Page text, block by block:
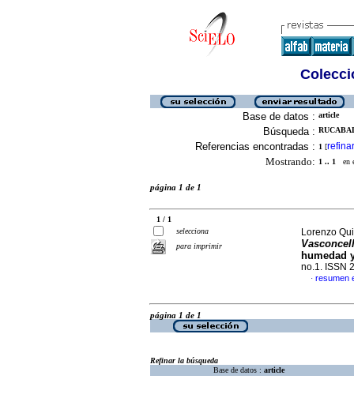
Base de datos : article
Búsqueda :
Referencias encontradas : 1 [refinar
Mostrando: 1 .. 1 en
página 1 de 1
1 / 1
selecciona
para imprimir
Lorenzo
humedad
no.1. ISSN
· resumen
página 1 de 1
Refinar la búsqueda
Base de datos : article